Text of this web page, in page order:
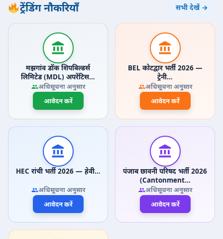
ट्रेंडिंग नौकरियाँ सभी देखें →
मझगांव डॉक शिपबिल्डर्स
लिमिटेड (MDL) अपरेंटिस…
अधिसूचना अनुसार
आवेदन करें
BEL कोटद्वार भर्ती 2026 —
ट्रेनी…
अधिसूचना अनुसार
आवेदन करें
HEC रांची भर्ती 2026 — हेवी…
अधिसूचना अनुसार
आवेदन करें
पंजाब छावनी परिषद भर्ती 2026
(Cantonment…
अधिसूचना अनुसार
आवेदन करें